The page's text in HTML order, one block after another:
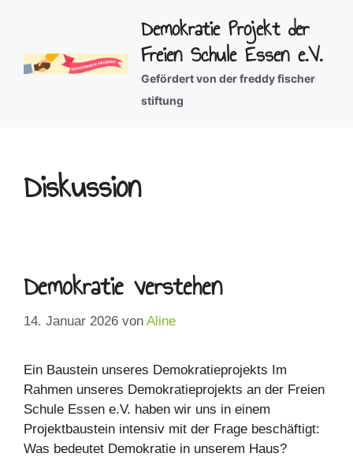
Demokratie Projekt der
Freien Schule Essen e.V.
Gefördert von der freddy fischer
stiftung
Diskussion
Demokratie verstehen
14. Januar 2026 von Aline
Ein Baustein unseres Demokratieprojekts Im
Rahmen unseres Demokratieprojekts an der Freien
Schule Essen e.V. haben wir uns in einem
Projektbaustein intensiv mit der Frage beschäftigt:
Was bedeutet Demokratie in unserem Haus?